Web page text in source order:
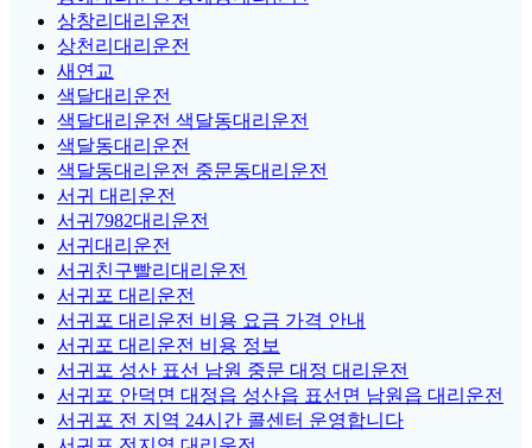
상창리대리운전
상천리대리운전
새연교
색달대리운전
색달대리운전 색달동대리운전
색달동대리운전
색달동대리운전 중문동대리운전
서귀 대리운전
서귀7982대리운전
서귀대리운전
서귀친구빨리대리운전
서귀포 대리운전
서귀포 대리운전 비용 요금 가격 안내
서귀포 대리운전 비용 정보
서귀포 성산 표선 남원 중문 대정 대리운전
서귀포 안덕면 대정읍 성산읍 표선면 남원읍 대리운전
서귀포 전 지역 24시간 콜센터 운영합니다